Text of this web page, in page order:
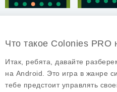
Что такое Colonies PRO
Итак, ребята, давайте
на Android. Это игра в жанре
тебе предстоит управлять